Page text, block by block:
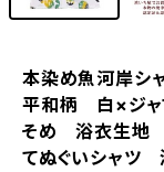
本染め魚河岸
平和柄 白×ジャ
そめ 浴衣生地
てぬぐいシャ